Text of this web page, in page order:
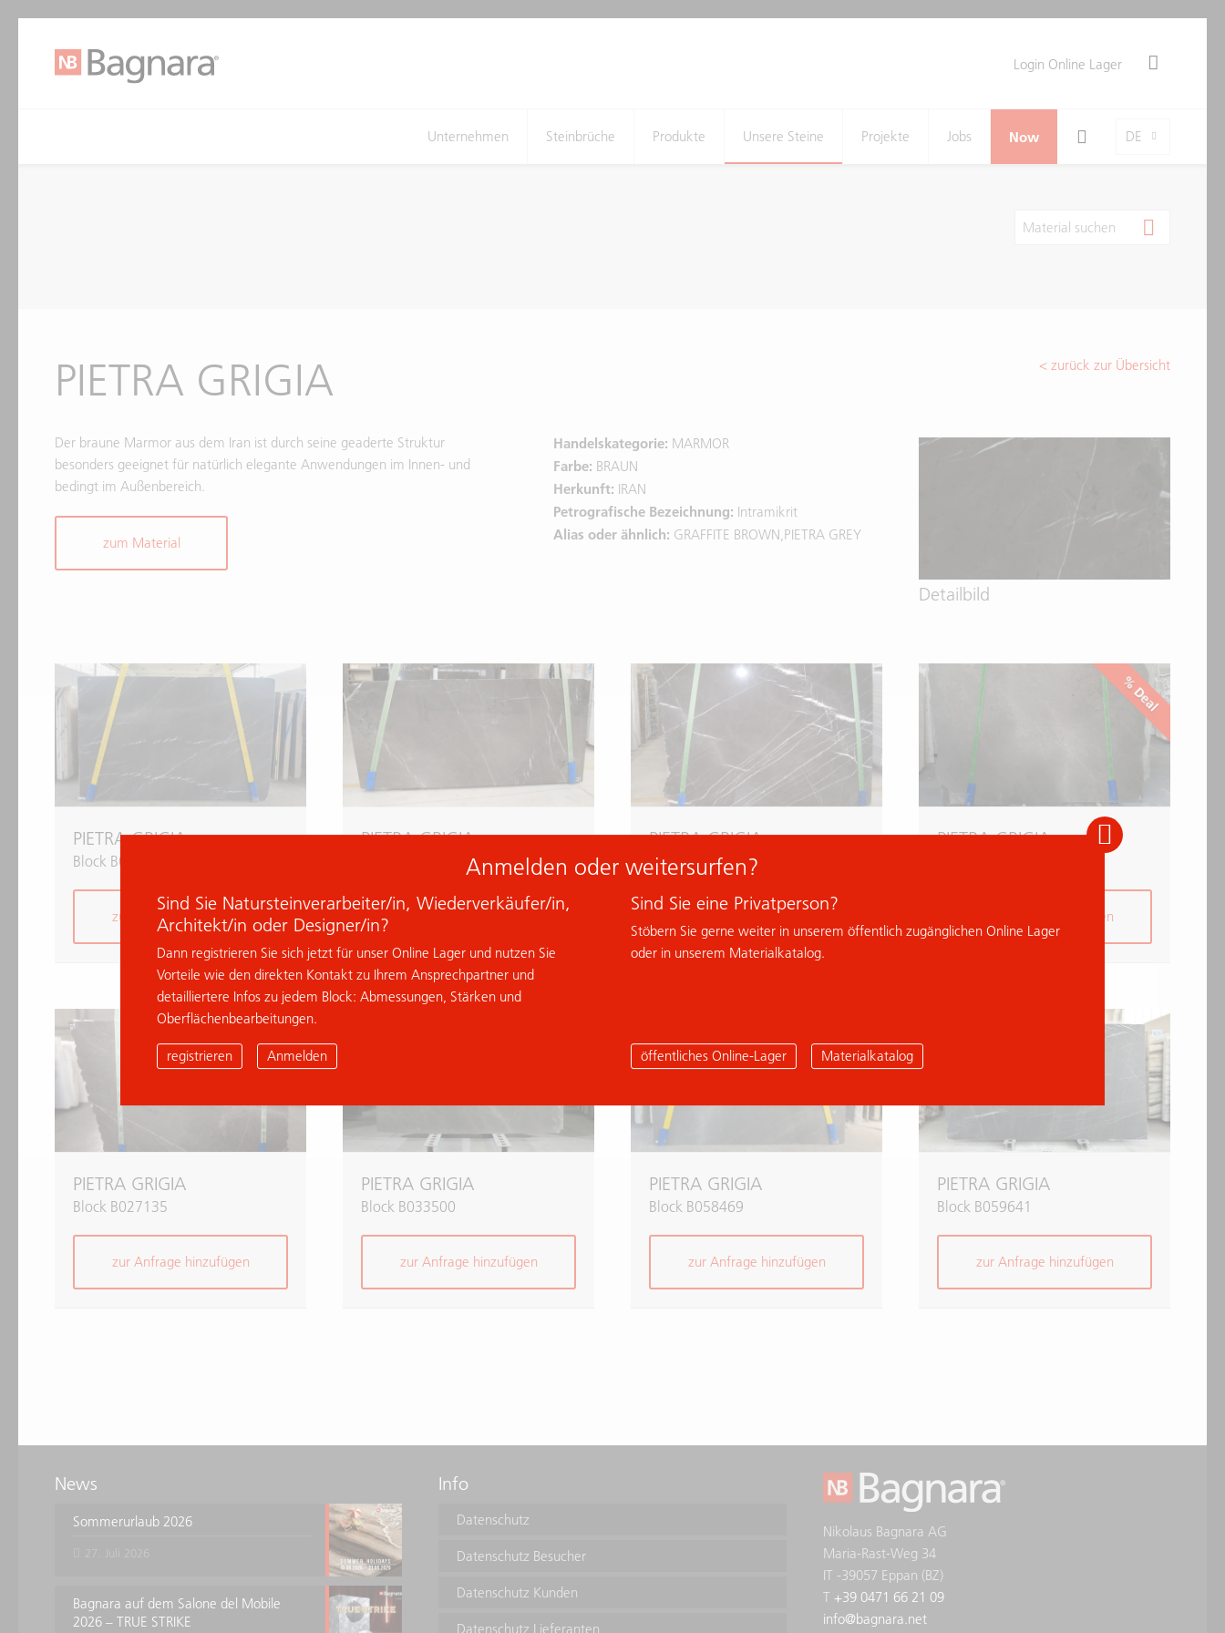
Login Online Lager
DE
Search Toggle
Unternehmen
Steinbrüche Produkte Unsere Steine Projekte Jobs Now
Material suchen
< zurück zur Übersicht
PIETRA GRIGIA
Der braune Marmor aus dem Iran ist durch seine geaderte Struktur
besonders geeignet für natürlich elegante Anwendungen im Innen- und
bedingt im Außenbereich.
zum Material
Handelskategorie: MARMOR
Farbe: BRAUN
Herkunft: IRAN
Petrografische Bezeichnung: Intramikrit
Alias oder ähnlich: GRAFFITE BROWN,PIETRA GREY
Detailbild
PIETRA GRIGIA
Block B058309
zur Anfrage hinzufügen
PIETRA GRIGIA
zur Anfrage hinzufügen
PIETRA GRIGIA
Block B024950
zur Anfrage hinzufügen
% Deal
PIETRA GRIGIA
zur Anfrage hinzufügen
% Deal
PIETRA GRIGIA
Block B027135
zur Anfrage hinzufügen
PIETRA GRIGIA
Block B033500
zur Anfrage hinzufügen
PIETRA GRIGIA
Block B058469
zur Anfrage hinzufügen
PIETRA GRIGIA
Block B059641
zur Anfrage hinzufügen
News
Sommerurlaub 2026
Bagnara auf dem Salone del Mobile
2026 – TRUE STRIKE
Info
Datenschutz
Datenschutz Besucher
Datenschutz Kunden
Datenschutz Lieferanten
Nikolaus Bagnara AG
Maria-Rast-Weg 34
IT -39057 Eppan (BZ)
T +39 0471 66 21 09
info@bagnara.net
Anmelden oder weitersurfen?
Sind Sie Natursteinverarbeiter/in, Wiederverkäufer/in,
Architekt/in oder Designer/in?
Dann registrieren Sie sich jetzt für unser Online Lager und nutzen Sie
Vorteile wie den direkten Kontakt zu Ihrem Ansprechpartner und
detailliertere Infos zu jedem Block: Abmessungen, Stärken und
Oberflächenbearbeitungen.
Sind Sie eine Privatperson?
Stöbern Sie gerne weiter in unserem öffentlich zugänglichen Online Lager
oder in unserem Materialkatalog.
registrieren Anmelden öffentliches Online-Lager Materialkatalog